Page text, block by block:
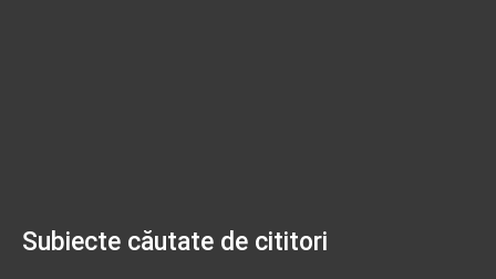
Subiecte căutate de cititori